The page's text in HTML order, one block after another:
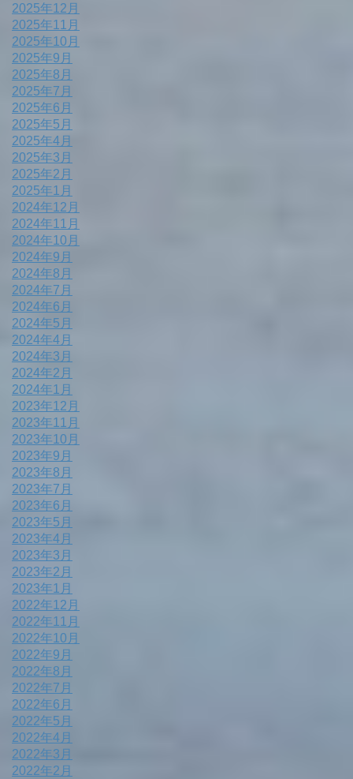
2025年12月
2025年11月
2025年10月
2025年9月
2025年8月
2025年7月
2025年6月
2025年5月
2025年4月
2025年3月
2025年2月
2025年1月
2024年12月
2024年11月
2024年10月
2024年9月
2024年8月
2024年7月
2024年6月
2024年5月
2024年4月
2024年3月
2024年2月
2024年1月
2023年12月
2023年11月
2023年10月
2023年9月
2023年8月
2023年7月
2023年6月
2023年5月
2023年4月
2023年3月
2023年2月
2023年1月
2022年12月
2022年11月
2022年10月
2022年9月
2022年8月
2022年7月
2022年6月
2022年5月
2022年4月
2022年3月
2022年2月